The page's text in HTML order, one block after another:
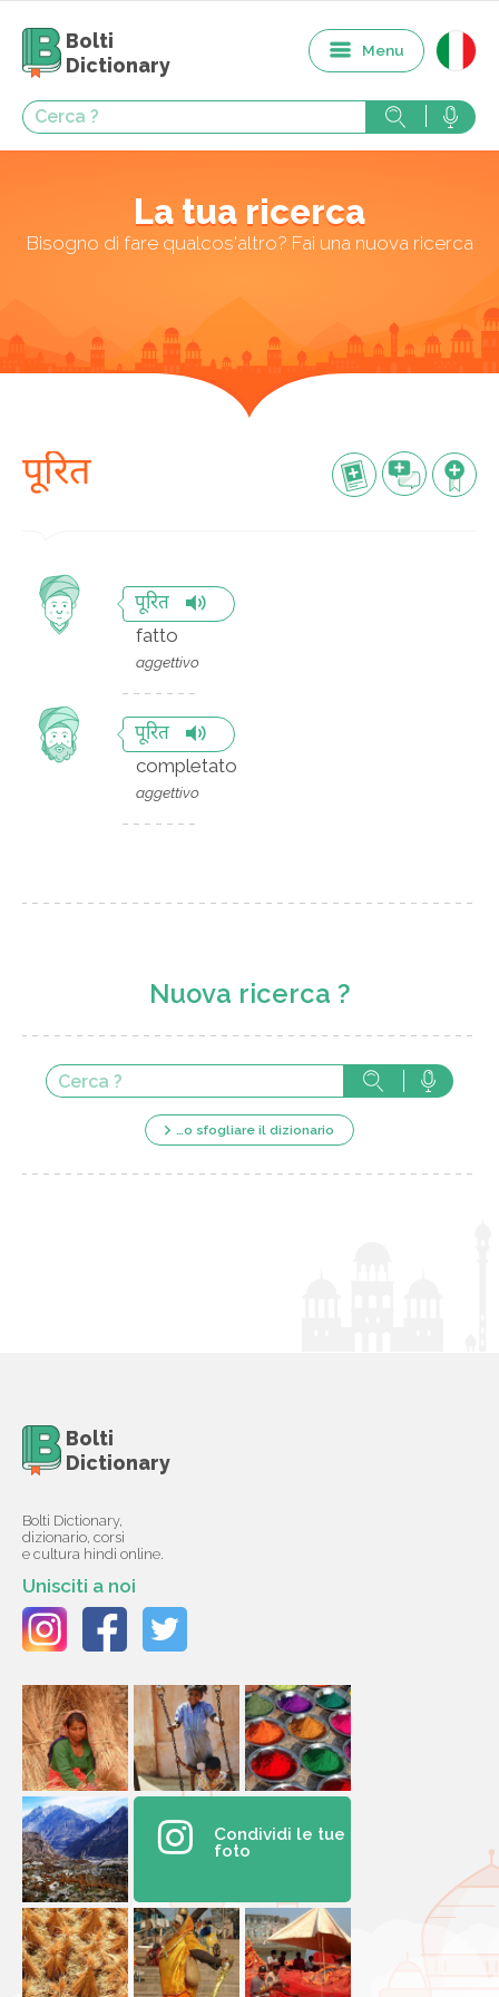
Bolti
Dictionary
Menu
La tua ricerca
Bisogno di fare qualcos'altro? Fai una nuova ricerca
पूरित
पूरित
fatto
aggettivo
पूरित
completato
aggettivo
Nuova ricerca ?
…o sfogliare il dizionario
Bolti
Dictionary
Bolti Dictionary,
dizionario, corsi
e cultura hindi online.
Unisciti a noi
Condividi le tue
foto